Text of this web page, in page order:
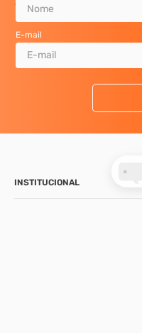
E-mail
INSTITUCIONAL